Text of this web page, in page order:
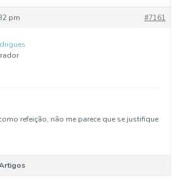
pm #7161
refeição, não me parece que se justifique